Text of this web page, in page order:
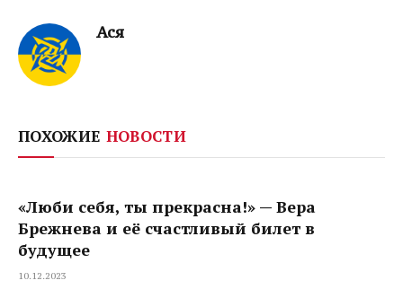
Ася
ПОХОЖИЕ НОВОСТИ
«Люби себя, ты прекрасна!» — Вера
Брежнева и её счастливый билет в
будущее
10.12.2023